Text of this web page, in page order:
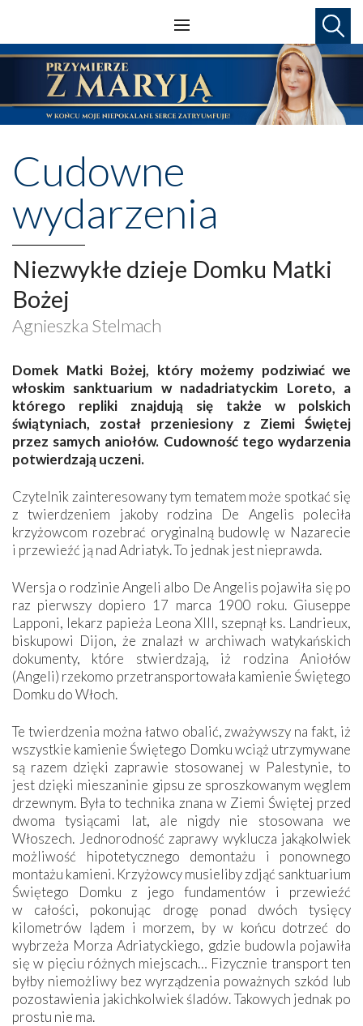
Cudowne
wydarzenia
Niezwykłe dzieje Domku Matki
Bożej
Agnieszka Stelmach
Domek Matki Bożej, który możemy podziwiać we
włoskim sanktuarium w nadadriatyckim Loreto, a
którego repliki znajdują się także w polskich
świątyniach, został przeniesiony z Ziemi Świętej
przez samych aniołów. Cudowność tego wydarzenia
potwierdzają uczeni.
Czytelnik zainteresowany tym tematem może spotkać się
z twierdzeniem jakoby rodzina De Angelis poleciła
krzyżowcom rozebrać oryginalną budowlę w Nazarecie
i przewieźć ją nad Adriatyk. To jednak jest nieprawda.
Wersja o rodzinie Angeli albo De Angelis pojawiła się po
raz pierwszy dopiero 17 marca 1900 roku. Giuseppe
Lapponi, lekarz papieża Leona XIII, szepnął ks. Landrieux,
biskupowi Dijon, że znalazł w archiwach watykańskich
dokumenty, które stwierdzają, iż rodzina Aniołów
(Angeli) rzekomo przetransportowała kamienie Świętego
Domku do Włoch.
Te twierdzenia można łatwo obalić, zważywszy na fakt, iż
wszystkie kamienie Świętego Domku wciąż utrzymywane
są razem dzięki zaprawie stosowanej w Palestynie, to
jest dzięki mieszaninie gipsu ze sproszkowanym węglem
drzewnym. Była to technika znana w Ziemi Świętej przed
dwoma tysiącami lat, ale nigdy nie stosowana we
Włoszech. Jednorodność zaprawy wyklucza jakąkolwiek
możliwość hipotetycznego demontażu i ponownego
montażu kamieni. Krzyżowcy musieliby zdjąć sanktuarium
Świętego Domku z jego fundamentów i przewieźć
w całości, pokonując drogę ponad dwóch tysięcy
kilometrów lądem i morzem, by w końcu dotrzeć do
wybrzeża Morza Adriatyckiego, gdzie budowla pojawiła
się w pięciu różnych miejscach… Fizycznie transport ten
byłby niemożliwy bez wyrządzenia poważnych szkód lub
pozostawienia jakichkolwiek śladów. Takowych jednak po
prostu nie ma.